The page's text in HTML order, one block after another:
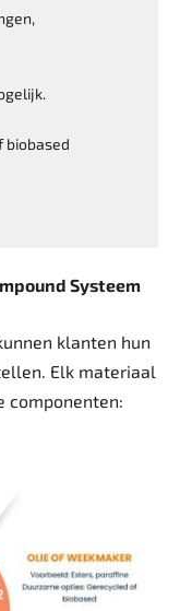
biobased
Systeem
klanten hun
Elk materiaal
componenten: